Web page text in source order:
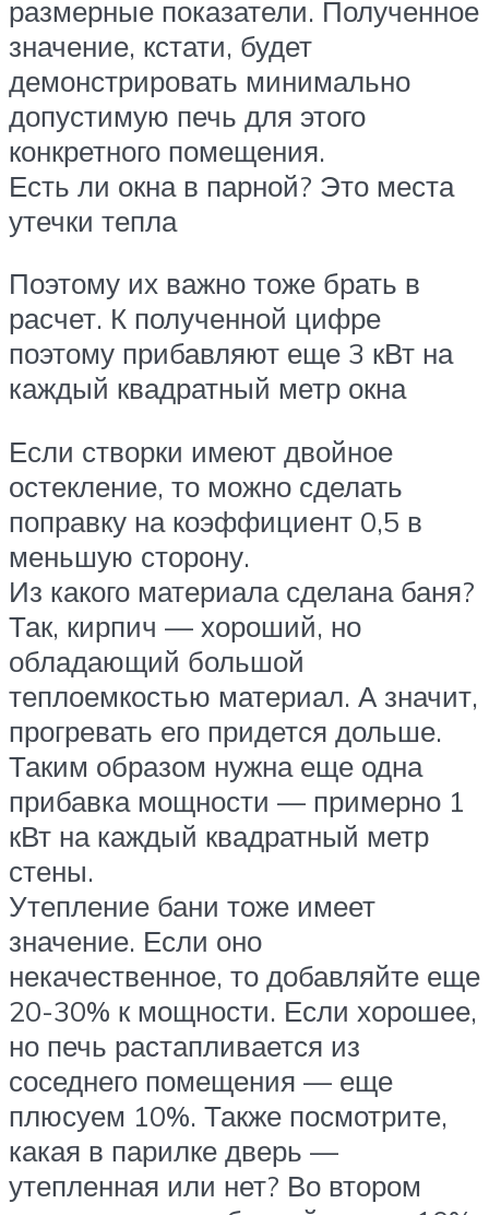
размерные показатели. Полученное
значение, кстати, будет
демонстрировать минимально
допустимую печь для этого
конкретного помещения.
Есть ли окна в парной? Это места
утечки тепла
Поэтому их важно тоже брать в
расчет. К полученной цифре
поэтому прибавляют еще 3 кВт на
каждый квадратный метр окна
Если створки имеют двойное
остекление, то можно сделать
поправку на коэффициент 0,5 в
меньшую сторону.
Из какого материала сделана баня?
Так, кирпич — хороший, но
обладающий большой
теплоемкостью материал. А значит,
прогревать его придется дольше.
Таким образом нужна еще одна
прибавка мощности — примерно 1
кВт на каждый квадратный метр
стены.
Утепление бани тоже имеет
значение. Если оно
некачественное, то добавляйте еще
20-30% к мощности. Если хорошее,
но печь растапливается из
соседнего помещения — еще
плюсуем 10%. Также посмотрите,
какая в парилке дверь —
утепленная или нет? Во втором